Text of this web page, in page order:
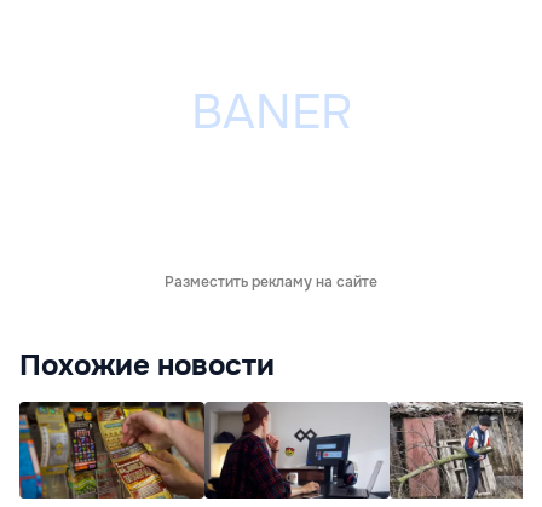
Разместить рекламу на сайте
Похожие новости